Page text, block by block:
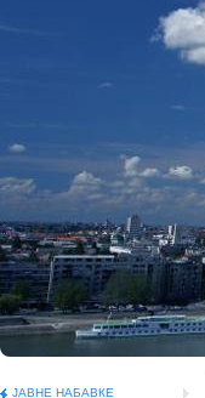
ЈАВНЕ НАБАВКЕ